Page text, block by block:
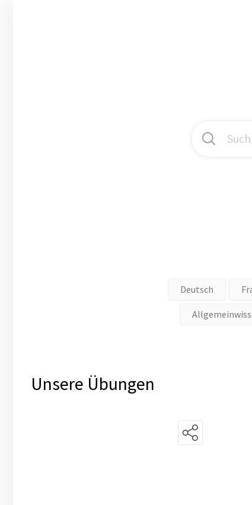
Deutsch
Unsere Übungen